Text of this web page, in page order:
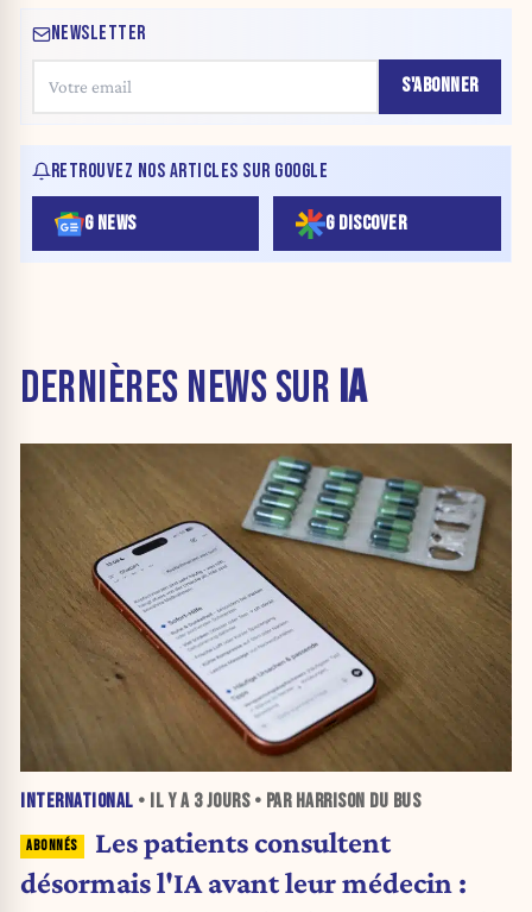
NEWSLETTER
S'ABONNER
RETROUVEZ NOS ARTICLES SUR GOOGLE
G NEWS G DISCOVER
DERNIÈRES NEWS SUR IA
INTERNATIONAL • IL Y A 3 JOURS• PAR HARRISON DU BUS
Les patients consultent
désormais l'IA avant leur médecin :